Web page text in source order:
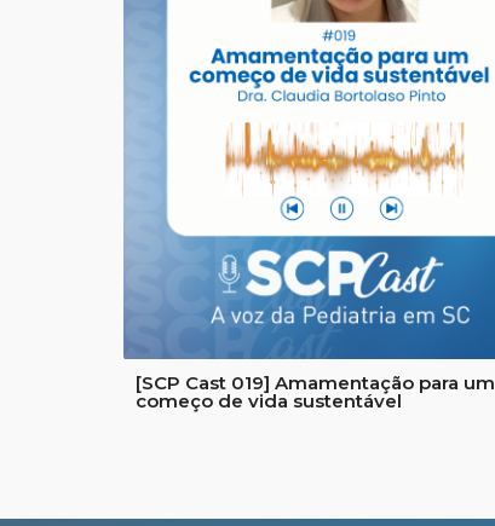
[SCP Cast 019] Amamentação para um
começo de vida sustentável